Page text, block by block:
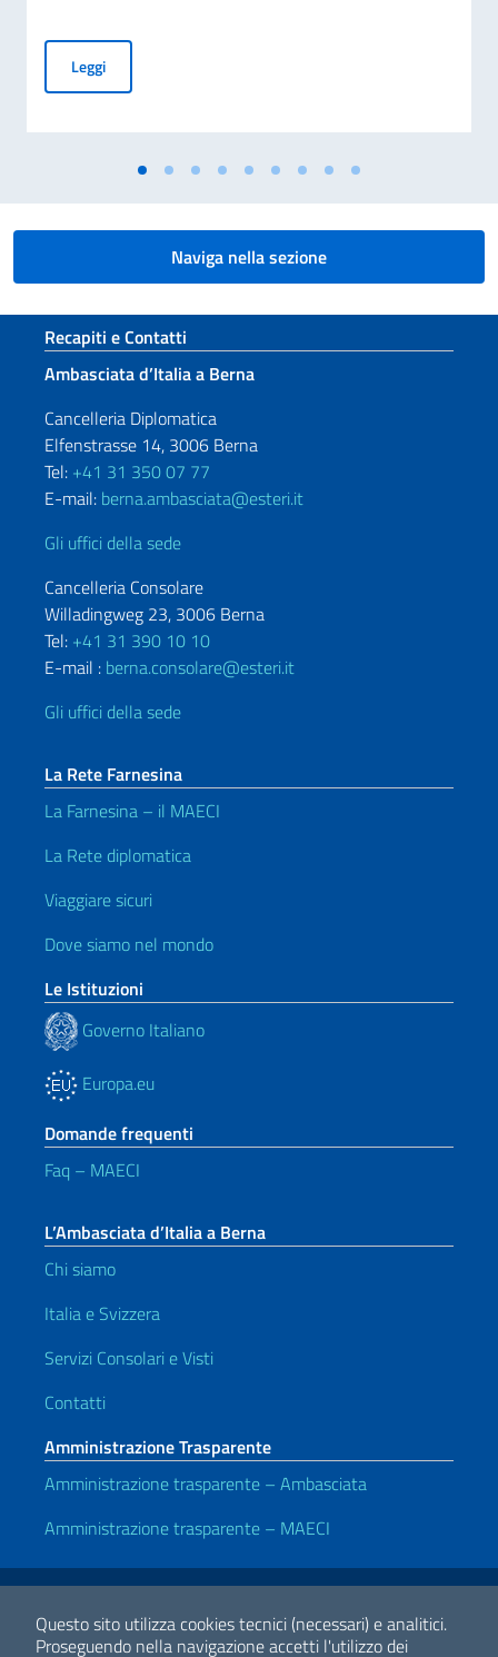
Questo sito utilizza cookies tecnici (necessari) e analitici.
Proseguendo nella navigazione accetti l'utilizzo dei
LeggiMESSAGGIO DELL’ON. VICE PRESIDENTE DEL
Naviga nella sezione
Sezione footer
Recapiti e Contatti
Ambasciata d’Italia a Berna
Cancelleria Diplomatica
Elfenstrasse 14, 3006 Berna
Tel: +41 31 350 07 77
E-mail: berna.ambasciata@esteri.it
Gli uffici della sede
Cancelleria Consolare
Willadingweg 23, 3006 Berna
Tel: +41 31 390 10 10
E-mail : berna.consolare@esteri.it
Gli uffici della sede
La Rete Farnesina
La Farnesina – il MAECI
La Rete diplomatica
Viaggiare sicuri
Dove siamo nel mondo
Le Istituzioni
Governo Italiano
Europa.eu
Domande frequenti
Faq – MAECI
L’Ambasciata d’Italia a Berna
Chi siamo
Italia e Svizzera
Servizi Consolari e Visti
Contatti
Amministrazione Trasparente
Amministrazione trasparente – Ambasciata
Amministrazione trasparente – MAECI
Link Utili